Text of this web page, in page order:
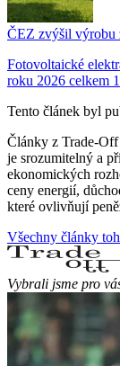
ČEZ zvýšil výrobu
Fotovoltaické
roku 2026 celkem
Tento článek byl
Články z Trade-
je srozumitelný a
ekonomických
ceny energií,
které ovlivňují
Všechny články
Vybrali jsme pro